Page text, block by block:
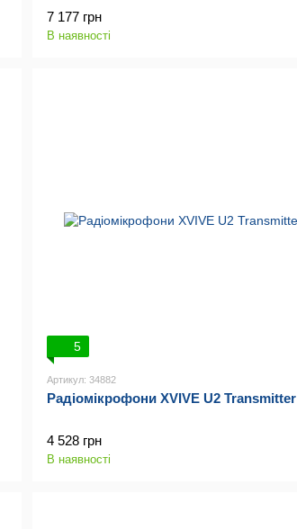
7 177 грн
В наявності
5
Артикул: 34882
Радіомікрофони XVIVE U2 Transmitter
4 528 грн
В наявності